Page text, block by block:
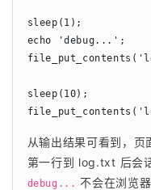
sleep(1);
echo 'debug...';
sleep(10);
从输出结果可看到，页
第一行到 log.txt 后会
debug... 不会在浏览